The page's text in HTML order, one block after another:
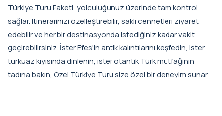
Türkiye Turu Paketi, yolculuğunuz üzerinde tam kontrol
sağlar. Itinerarinizi özelleştirebilir, saklı cennetleri ziyaret
edebilir ve her bir destinasyonda istediğiniz kadar vakit
geçirebilirsiniz. İster Efes'in antik kalıntılarını keşfedin, ister
turkuaz kıyısında dinlenin, ister otantik Türk mutfağının
tadına bakın, Özel Türkiye Turu size özel bir deneyim sunar.